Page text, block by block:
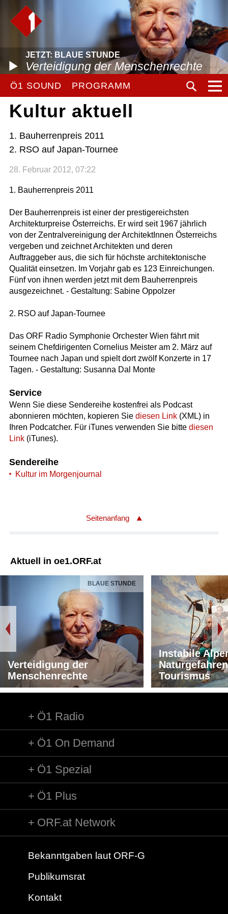
JETZT: BLAUE STUNDE
Verteidigung der Menschenrechte
Ö1 SOUND PROGRAMM
Kultur aktuell
1. Bauherrenpreis 2011
2. RSO auf Japan-Tournee
28. Februar 2012, 07:22
1. Bauherrenpreis 2011
Der Bauherrenpreis ist einer der prestigereichsten
Architekturpreise Österreichs. Er wird seit 1967 jährlich
von der Zentralvereinigung der ArchitektInnen Österreichs
vergeben und zeichnet Architekten und deren
Auftraggeber aus, die sich für höchste architektonische
Qualität einsetzen. Im Vorjahr gab es 123 Einreichungen.
Fünf von ihnen werden jetzt mit dem Bauherrenpreis
ausgezeichnet. - Gestaltung: Sabine Oppolzer
2. RSO auf Japan-Tournee
Das ORF Radio Symphonie Orchester Wien fährt mit
seinem Chefdirigenten Cornelius Meister am 2. März auf
Tournee nach Japan und spielt dort zwölf Konzerte in 17
Tagen. - Gestaltung: Susanna Dal Monte
Service
Wenn Sie diese Sendereihe kostenfrei als Podcast
abonnieren möchten, kopieren Sie diesen Link(XML) in
Ihren Podcatcher. Für iTunes verwenden Sie bitte diesen
Link(iTunes).
Sendereihe
Kultur im Morgenjournal
Seitenanfang
Aktuell in oe1.ORF.at
BLAUE STUNDE
Verteidigung der
Menschenrechte
Instabile
Tourismus
Ö1 Radio
Ö1 On Demand
Ö1 Spezial
Ö1 Plus
ORF.at Network
Bekanntgaben laut ORF-G
Publikumsrat
Kontakt